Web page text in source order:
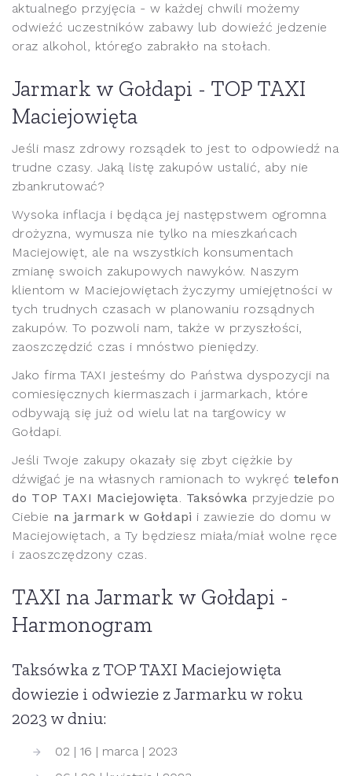
aktualnego przyjęcia - w każdej chwili możemy
odwieźć uczestników zabawy lub dowieźć jedzenie
oraz alkohol, którego zabrakło na stołach.
Jarmark w Gołdapi - TOP TAXI
Maciejowięta
Jeśli masz zdrowy rozsądek to jest to odpowiedź na
trudne czasy. Jaką listę zakupów ustalić, aby nie
zbankrutować?
Wysoka inflacja i będąca jej następstwem ogromna
drożyzna, wymusza nie tylko na mieszkańcach
Maciejowięt, ale na wszystkich konsumentach
zmianę swoich zakupowych nawyków. Naszym
klientom w Maciejowiętach życzymy umiejętności w
tych trudnych czasach w planowaniu rozsądnych
zakupów. To pozwoli nam, także w przyszłości,
zaoszczędzić czas i mnóstwo pieniędzy.
Jako firma TAXI jesteśmy do Państwa dyspozycji na
comiesięcznych kiermaszach i jarmarkach, które
odbywają się już od wielu lat na targowicy w
Gołdapi.
Jeśli Twoje zakupy okazały się zbyt ciężkie by
dźwigać je na własnych ramionach to wykręć telefon
do TOP TAXI Maciejowięta. Taksówka przyjedzie po
Ciebie na jarmark w Gołdapi i zawiezie do domu w
Maciejowiętach, a Ty będziesz miała/miał wolne ręce
i zaoszczędzony czas.
TAXI na Jarmark w Gołdapi -
Harmonogram
Taksówka z TOP TAXI Maciejowięta
dowiezie i odwiezie z Jarmarku w roku
2023 w dniu:
02 | 16 | marca | 2023